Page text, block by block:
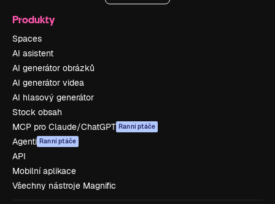
Produkty
Spaces
AI asistent
AI generátor obrázků
AI generátor videa
AI hlasový generátor
Stock obsah
MCP pro Claude/ChatGPT Ranní ptáče
Agenti Ranní ptáče
API
Mobilní aplikace
Všechny nástroje Magnific